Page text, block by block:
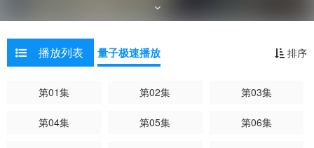
学生，并与病弱学霸沈青悟、富家女纪临霜结成三人学习小组。当女扮
男装的校长秦昭雪欲将“垫底书斋”评上优级院校时，一场以笔为剑、以
书为盾的校园爆笑剧情就此展开。
播放列表 排序
量子极速播放
第01集 第02集 第03集
第04集 第05集 第06集